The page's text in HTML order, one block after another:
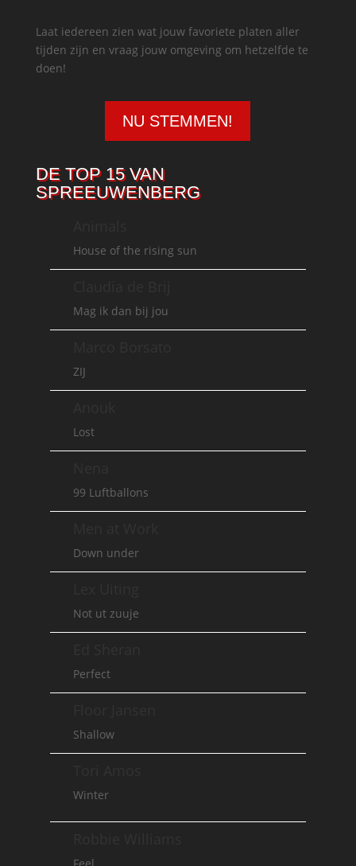
Laat iedereen zien wat jouw favoriete platen aller
tijden zijn en vraag jouw omgeving om hetzelfde te
doen!
NU STEMMEN!
DE TOP 15 VAN
SPREEUWENBERG
House of the rising sun
Mag ik dan bij jou
ZIJ
Lost
99 Luftballons
Down under
Not ut zuuje
Perfect
Shallow
Winter